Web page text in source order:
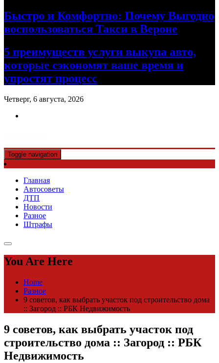
Быстро и Комфортно: Почему Выгодно
воспользоваться Такси в Вероне
5 преимуществ услуги выкупа авто,
которые сэкономят ваше время и
упростят процесс
Четверг, 6 августа, 2026
Toggle navigation
Главная
Автосоветы
ДТП
Новости
Разное
Штрафы
You Are Here
Home
Разное
9 советов, как выбрать участок под строительство дома
:: Загород :: РБК Недвижимость
9 советов, как выбрать участок под
строительство дома :: Загород :: РБК
Недвижимость